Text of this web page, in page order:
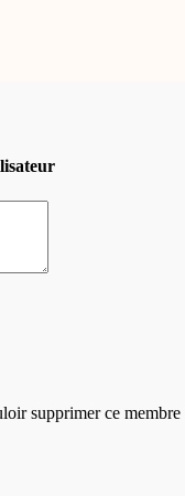
supprimer ce